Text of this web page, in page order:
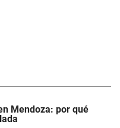
Mendoza: por qué